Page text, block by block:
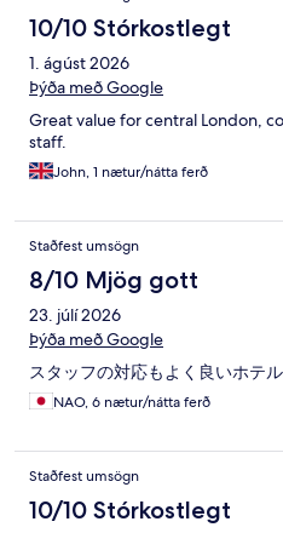
10/10 Stórkostlegt
1. ágúst 2026
Þýða með Google
Great value for central London,
staff.
John, 1 nætur/nátta ferð
Staðfest umsögn
8/10 Mjög gott
23. júlí 2026
Þýða með Google
スタッフの対応もよく良いホテ
NAO, 6 nætur/nátta ferð
Staðfest umsögn
10/10 Stórkostlegt